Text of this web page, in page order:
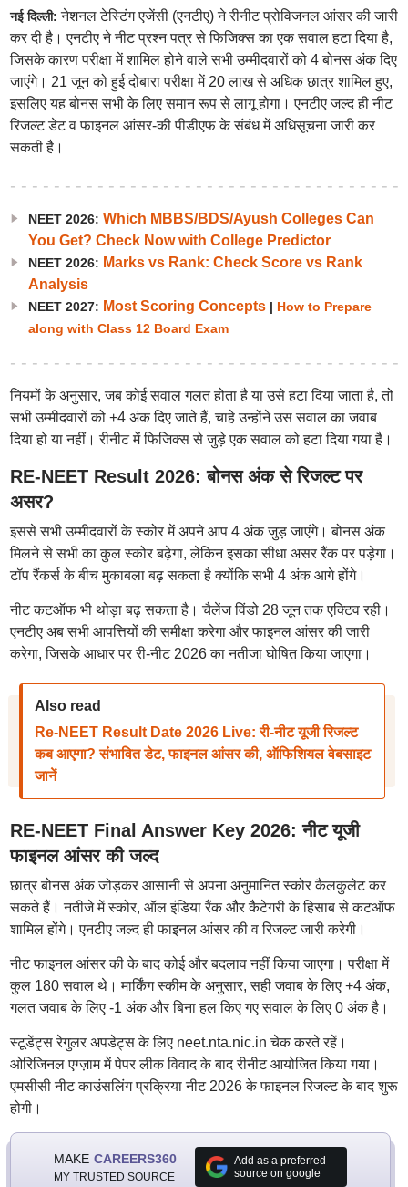
नई दिल्ली:नेशनल टेस्टिंग एजेंसी (एनटीए) ने रीनीट प्रोविजनल आंसर की जारी
कर दी है। एनटीए ने नीट प्रश्न पत्र से फिजिक्स का एक सवाल हटा दिया है,
जिसके कारण परीक्षा में शामिल होने वाले सभी उम्मीदवारों को 4 बोनस अंक दिए
जाएंगे। 21 जून को हुई दोबारा परीक्षा में 20 लाख से अधिक छात्र शामिल हुए,
इसलिए यह बोनस सभी के लिए समान रूप से लागू होगा। एनटीए जल्द ही नीट
रिजल्ट डेट व फाइनल आंसर-की पीडीएफ के संबंध में अधिसूचना जारी कर
सकती है।
NEET 2026: Which MBBS/BDS/Ayush Colleges Can
You Get? Check Now with College Predictor
NEET 2026: Marks vs Rank: Check Score vs Rank
Analysis
NEET 2027: Most Scoring Concepts| How to Prepare
along with Class 12 Board Exam
नियमों के अनुसार, जब कोई सवाल गलत होता है या उसे हटा दिया जाता है, तो
सभी उम्मीदवारों को +4 अंक दिए जाते हैं, चाहे उन्होंने उस सवाल का जवाब
दिया हो या नहीं। रीनीट में फिजिक्स से जुड़े एक सवाल को हटा दिया गया है।
RE-NEET Result 2026: बोनस अंक से रिजल्ट पर
असर?
इससे सभी उम्मीदवारों के स्कोर में अपने आप 4 अंक जुड़ जाएंगे। बोनस अंक
मिलने से सभी का कुल स्कोर बढ़ेगा, लेकिन इसका सीधा असर रैंक पर पड़ेगा।
टॉप रैंकर्स के बीच मुकाबला बढ़ सकता है क्योंकि सभी 4 अंक आगे होंगे।
नीट कटऑफ भी थोड़ा बढ़ सकता है। चैलेंज विंडो 28 जून तक एक्टिव रही।
एनटीए अब सभी आपत्तियों की समीक्षा करेगा और फाइनल आंसर की जारी
करेगा, जिसके आधार पर री-नीट 2026 का नतीजा घोषित किया जाएगा।
Also read
Re-NEET Result Date 2026 Live: री-नीट यूजी रिजल्ट
कब आएगा? संभावित डेट, फाइनल आंसर की, ऑफिशियल वेबसाइट
जानें
RE-NEET Final Answer Key 2026: नीट यूजी
फाइनल आंसर की जल्द
छात्र बोनस अंक जोड़कर आसानी से अपना अनुमानित स्कोर कैलकुलेट कर
सकते हैं। नतीजे में स्कोर, ऑल इंडिया रैंक और कैटेगरी के हिसाब से कटऑफ
शामिल होंगे। एनटीए जल्द ही फाइनल आंसर की व रिजल्ट जारी करेगी।
नीट फाइनल आंसर की के बाद कोई और बदलाव नहीं किया जाएगा। परीक्षा में
कुल 180 सवाल थे। मार्किंग स्कीम के अनुसार, सही जवाब के लिए +4 अंक,
गलत जवाब के लिए -1 अंक और बिना हल किए गए सवाल के लिए 0 अंक है।
स्टूडेंट्स रेगुलर अपडेट्स के लिए neet.nta.nic.in चेक करते रहें।
ओरिजिनल एग्ज़ाम में पेपर लीक विवाद के बाद रीनीट आयोजित किया गया।
एमसीसी नीट काउंसलिंग प्रक्रिया नीट 2026 के फाइनल रिजल्ट के बाद शुरू
होगी।
MAKE CAREERS360
MY TRUSTED SOURCE
Add as a preferred
source on google